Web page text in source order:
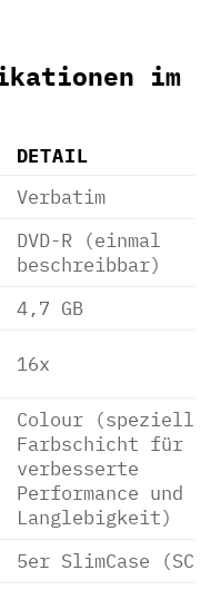
im
DETAIL
Verbatim
DVD-R (einmal
beschreibbar)
4,7 GB
16x
Colour (spezielle
Farbschicht für
verbesserte
Performance und
Langlebigkeit)
5er SlimCase (SC)